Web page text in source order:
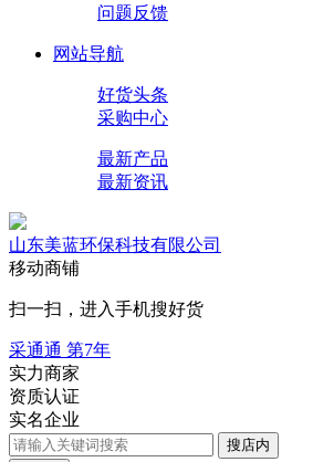
问题反馈
网站导航
好货头条
采购中心
最新产品
最新资讯
山东美蓝环保科技有限公司
移动商铺
扫一扫，进入手机搜好货
采通通 第7年
实力商家
资质认证
实名企业
搜店内